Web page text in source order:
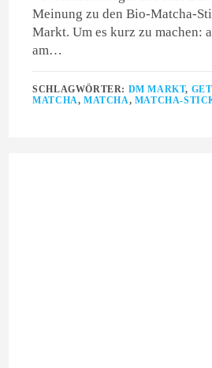
Meinung zu den Bio-Matcha-
Markt. Um es kurz zu machen:
am…
SCHLAGWÖRTER: DM MARKT,
MATCHA,MATCHA, MATCHA-